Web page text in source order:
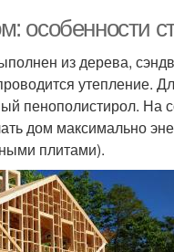
особенности
из дерева,
утепление.
пенополистирол. На
дом максимально
плитами).